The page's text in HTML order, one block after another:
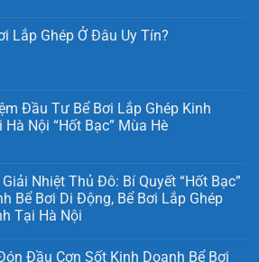
Lắp Ghép Ở Đâu Uy Tín?
Đầu Tư Bể Bơi Lắp Ghép Kinh
Hà Nội “Hốt Bạc” Mùa Hè
Nhiệt Thủ Đô: Bí Quyết “Hốt Bạc”
Bể Bơi Di Động, Bể Bơi Lắp Ghép
Tại Hà Nội
Đầu Cơn Sốt Kinh Doanh Bể Bơi